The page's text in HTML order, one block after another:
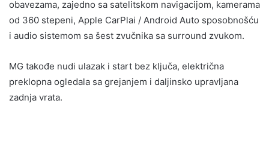
obavezama, zajedno sa satelitskom navigacijom, kamerama
od 360 stepeni, Apple CarPlai / Android Auto sposobnošću
i audio sistemom sa šest zvučnika sa surround zvukom.
MG takođe nudi ulazak i start bez ključa, električna
preklopna ogledala sa grejanjem i daljinsko upravljana
zadnja vrata.